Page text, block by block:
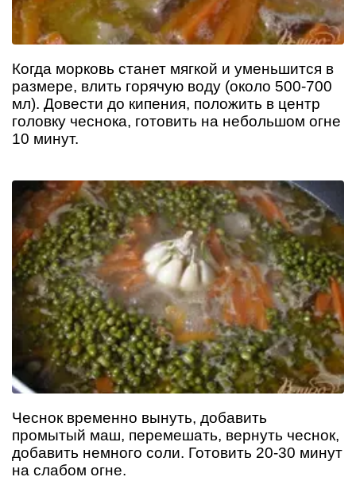
Когда морковь станет мягкой и уменьшится в
размере, влить горячую воду (около 500-700
мл). Довести до кипения, положить в центр
головку чеснока, готовить на небольшом огне
10 минут.
Чеснок временно вынуть, добавить
промытый маш, перемешать, вернуть чеснок,
добавить немного соли. Готовить 20-30 минут
на слабом огне.